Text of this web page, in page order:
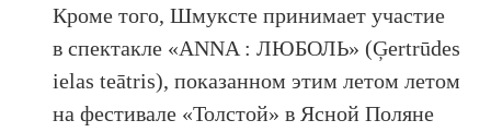
Кроме того, Шмуксте принимает участие
в спектакле «ANNA : ЛЮБОЛЬ» (Ģertrūdes
ielas teātris), показанном этим летом летом
на фестивале «Толстой» в Ясной Поляне